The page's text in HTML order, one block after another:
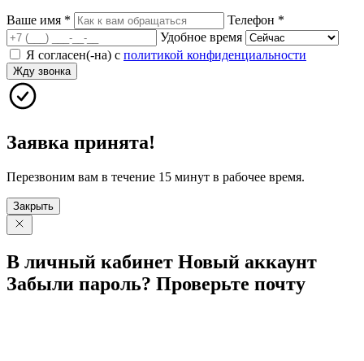
Ваше имя * Телефон *
Удобное время
Я согласен(-на) с политикой конфиденциальности
Жду звонка
Заявка принята!
Перезвоним вам в течение 15 минут в рабочее время.
Закрыть
В личный кабинет Новый аккаунт
Забыли пароль? Проверьте почту